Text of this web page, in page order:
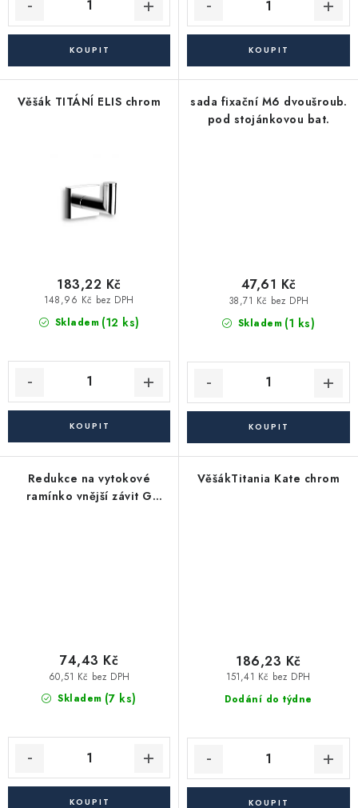
Akce, Slevy
Reklamační podmínky
Věšák TITÁNÍ ELIS chrom
Skladem (12 ks)
148,96 Kč bez DPH
183,22 Kč
sada fixační M6 dvoušroub.
pod stojánkovou bat.
Skladem (1 ks)
38,71 Kč bez DPH
47,61 Kč
Redukce na vytokové
ramínko vnější závit G
Skladem (7 ks)
60,51 Kč bez DPH
74,43 Kč
VěšákTitania Kate chrom
Dodání do týdne
151,41 Kč bez DPH
186,23 Kč